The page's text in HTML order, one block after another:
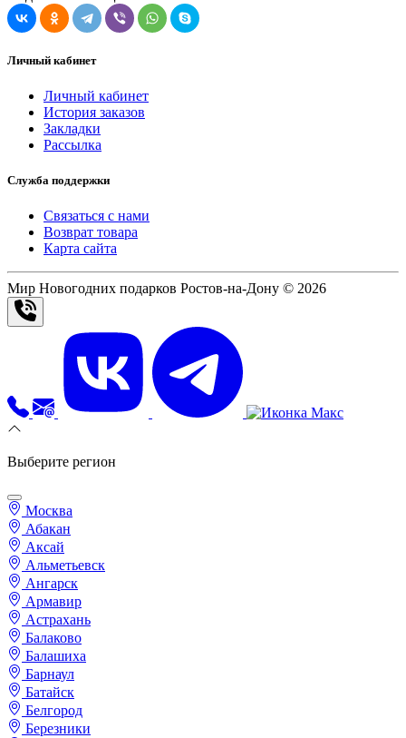
Личный кабинет
Личный кабинет
История заказов
Закладки
Рассылка
Служба поддержки
Связаться с нами
Возврат товара
Карта сайта
Мир Новогодних подарков Ростов-на-Дону © 2026
Выберите регион
Москва
Абакан
Аксай
Альметьевск
Ангарск
Армавир
Астрахань
Балаково
Балашиха
Барнаул
Батайск
Белгород
Березники